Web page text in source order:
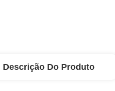
Descrição Do Produto